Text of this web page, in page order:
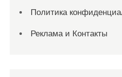
Политика
Реклама и Контакты